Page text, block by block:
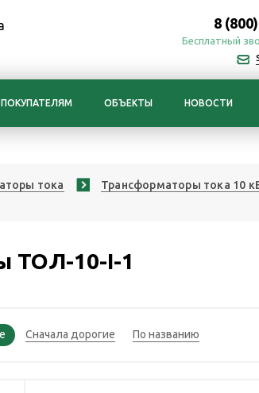
8
Бесплатный
ПОКУПАТЕЛЯМ ОБЪЕКТЫ НОВОСТИ
тока Трансформаторы тока 10
ТОЛ-10-I-1